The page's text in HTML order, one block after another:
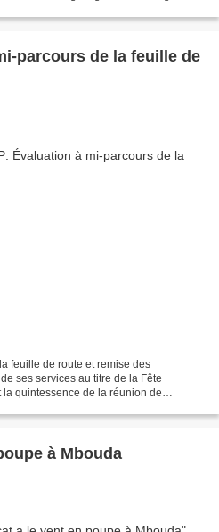
parcours de la feuille de
feuille de route et remise des
ses services au titre de la Fête
quintessence de la réunion de
à Mbouda